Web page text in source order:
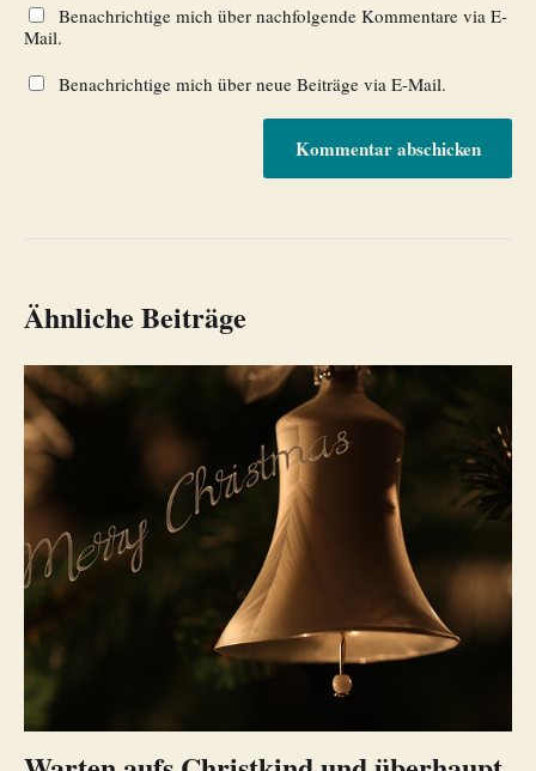
Benachrichtige mich über nachfolgende Kommentare via E-
Mail.
Benachrichtige mich über neue Beiträge via E-Mail.
Ähnliche Beiträge